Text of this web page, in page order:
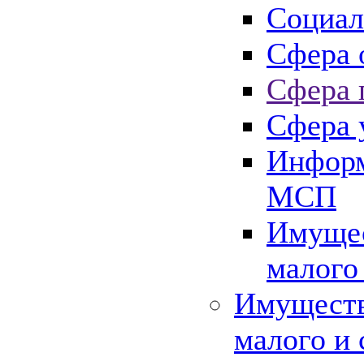
Сфера
Сфера
Сфера
МСП
малого и